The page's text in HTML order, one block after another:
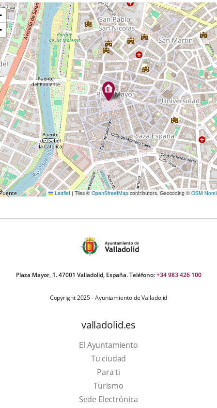
Leaflet |Tiles © OpenStreetMap contributors. Geocoding ©OSM
Plaza Mayor, 1. 47001 Valladolid, España. Teléfono:+34 983 426 100
Copyright 2025 - Ayuntamiento de Valladolid
valladolid.es
El Ayuntamiento
Tu ciudad
Para ti
TurismoThis
link
Sede Electrónica